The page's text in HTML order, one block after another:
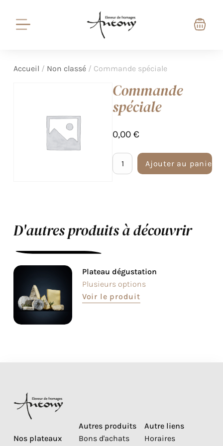
Accueil / Non classé/ Commande spéciale
Commande
spéciale
0,00€
Ajouter au panier
D'autres produits à découvrir
Plateau dégustation
Plusieurs options
Voir le produit
Nos plateaux
Autres produits
Bons d'achats
Autre liens
Horaires